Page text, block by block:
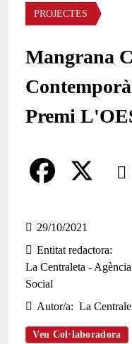
Àmbit de la notícia
PROJECTES
Mangrana
Premi
Comparteix
a
c
b
o
29/10/2021
Entitat redactora
La Centraleta -
Social
Autor/a
La
Veu Col·laboradora